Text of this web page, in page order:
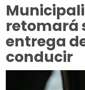
retomará
entrega
conducir